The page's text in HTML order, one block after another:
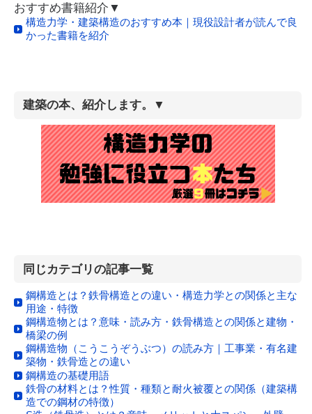
おすすめ書籍紹介▼
構造力学・建築構造のおすすめ本｜現役設計者が読んで良
かった書籍を紹介
建築の本、紹介します。▼
同じカテゴリの記事一覧
鋼構造とは？鉄骨構造との違い・構造力学との関係と主な
用途・特徴
鋼構造物とは？意味・読み方・鉄骨構造との関係と建物・
橋梁の例
鋼構造物（こうこうぞうぶつ）の読み方｜工事業・有名建
築物・鉄骨造との違い
鋼構造の基礎用語
鉄骨の材料とは？性質・種類と耐火被覆との関係（建築構
造での鋼材の特徴）